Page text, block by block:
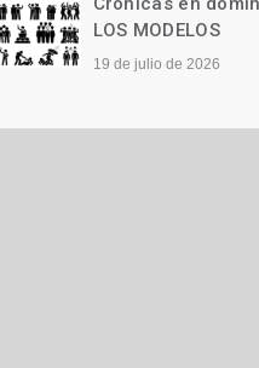
Las palabras
12 de julio de 2026